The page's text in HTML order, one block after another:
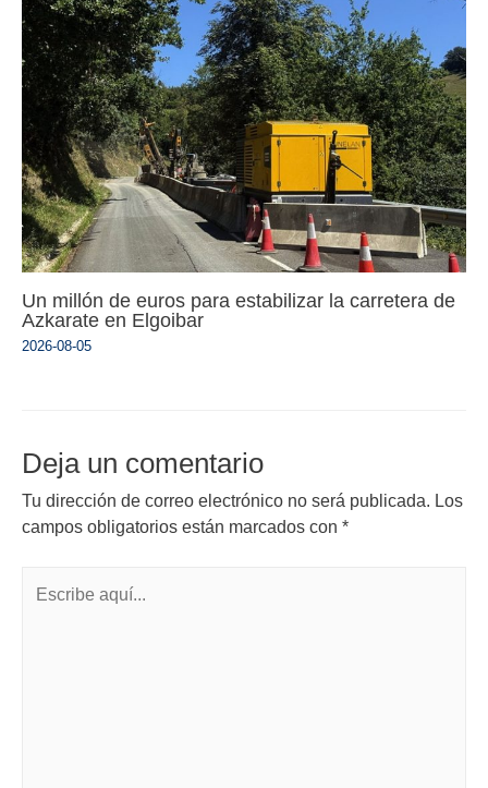
Un millón de euros para estabilizar la carretera de
Azkarate en Elgoibar
2026-08-05
Deja un comentario
Tu dirección de correo electrónico no será publicada. Los
campos obligatorios están marcados con *